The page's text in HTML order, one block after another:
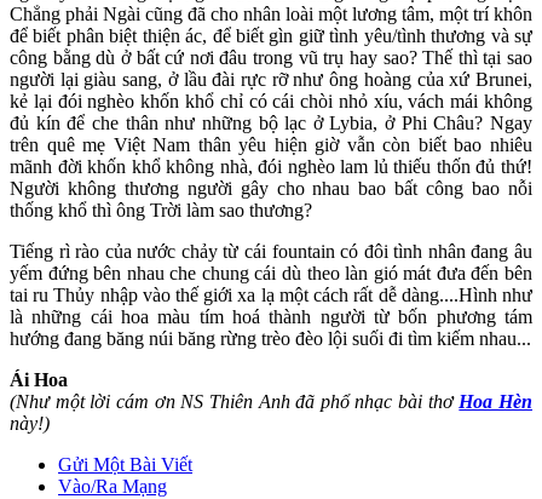
Chẳng phải Ngài cũng đã cho nhân loài một lương tâm, một trí khôn
để biết phân biệt thiện ác, để biết gìn giữ tình yêu/tình thương và sự
công bằng dù ở bất cứ nơi đâu trong vũ trụ hay sao? Thế thì tại sao
người lại giàu sang, ở lầu đài rực rỡ như ông hoàng của xứ Brunei,
kẻ lại đói nghèo khốn khổ chỉ có cái chòi nhỏ xíu, vách mái không
đủ kín để che thân như những bộ lạc ở Lybia, ở Phi Châu? Ngay
trên quê mẹ Việt Nam thân yêu hiện giờ vẫn còn biết bao nhiêu
mãnh đời khốn khổ không nhà, đói nghèo lam lủ thiếu thốn đủ thứ!
Người không thương người gây cho nhau bao bất công bao nỗi
thống khổ thì ông Trời làm sao thương?
Tiếng rì rào của nước chảy từ cái fountain có đôi tình nhân đang âu
yếm đứng bên nhau che chung cái dù theo làn gió mát đưa đến bên
tai ru Thủy nhập vào thế giới xa lạ một cách rất dễ dàng....Hình như
là những cái hoa màu tím hoá thành người từ bốn phương tám
hướng đang băng núi băng rừng trèo đèo lội suối đi tìm kiếm nhau...
Ái Hoa
(Như một lời cám ơn NS Thiên Anh đã phổ nhạc bài thơ Hoa Hèn
này!)
Gửi Một Bài Viết
Vào/Ra Mạng